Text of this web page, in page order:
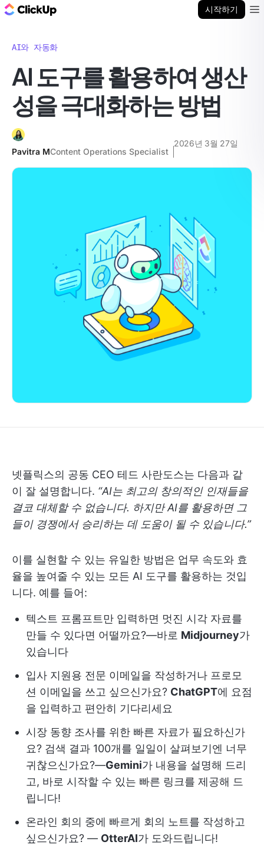
시작하기
AI와 자동화
AI 도구를 활용하여 생산
성을 극대화하는 방법
Pavitra MContent Operations Specialist
2026년 3월 27일
넷플릭스의 공동 CEO 테드 사란도스는 다음과 같
이 잘 설명합니다. “AI는 최고의 창의적인 인재들을
결코 대체할 수 없습니다. 하지만 AI를 활용하면 그
들이 경쟁에서 승리하는 데 도움이 될 수 있습니다.”
이를 실현할 수 있는 유일한 방법은 업무 속도와 효
율을 높여줄 수 있는 모든 AI 도구를 활용하는 것입
니다. 예를 들어:
텍스트 프롬프트만 입력하면 멋진 시각 자료를
만들 수 있다면 어떨까요?—바로 Midjourney가
있습니다
입사 지원용 전문 이메일을 작성하거나 프로모
션 이메일을 쓰고 싶으신가요? ChatGPT에 요점
을 입력하고 편안히 기다리세요
시장 동향 조사를 위한 빠른 자료가 필요하신가
요? 검색 결과 100개를 일일이 살펴보기엔 너무
귀찮으신가요?—Gemini가 내용을 설명해 드리
고, 바로 시작할 수 있는 빠른 링크를 제공해 드
립니다!
온라인 회의 중에 빠르게 회의 노트를 작성하고
싶으신가요? — OtterAI가 도와드립니다!